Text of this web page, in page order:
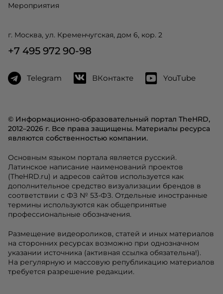
© Информационно-образовательный портал TheHRD,
2012–2026 г. Все права защищены. Материалы ресурса
являются собственностью компании.
Основным языком портала является русский.
Латинское написание наименований проектов
(TheHRD.ru) и адресов сайтов используется как
дополнительное средство визуализации брендов в
соответствии с ФЗ № 53-ФЗ. Отдельные иностранные
термины используются как общепринятые
профессиональные обозначения.
Размещение видеороликов, статей и иных материалов
на сторонних ресурсах возможно при однозначном
указании источника (активная ссылка обязательна!).
На регулярную и массовую републикацию материалов
требуется разрешение редакции.
Мероприятия
г. Москва, ул. Кременчугская, дом 6, кор. 2
+7 495 972 90-98
Telegram ВКонтакте YouTube